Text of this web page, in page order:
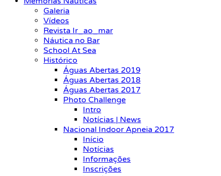
Galeria
Vídeos
Revista Ir_ao_mar
Náutica no Bar
School At Sea
Histórico
Águas Abertas 2019
Águas Abertas 2018
Águas Abertas 2017
Photo Challenge
Intro
Notícias | News
Nacional Indoor Apneia 2017
Início
Notícias
Informações
Inscrições